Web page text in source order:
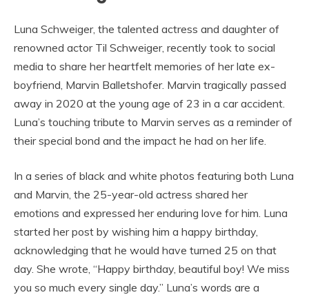
Luna Schweiger, the talented actress and daughter of
renowned actor Til Schweiger, recently took to social
media to share her heartfelt memories of her late ex-
boyfriend, Marvin Balletshofer. Marvin tragically passed
away in 2020 at the young age of 23 in a car accident.
Luna’s touching tribute to Marvin serves as a reminder of
their special bond and the impact he had on her life.
In a series of black and white photos featuring both Luna
and Marvin, the 25-year-old actress shared her
emotions and expressed her enduring love for him. Luna
started her post by wishing him a happy birthday,
acknowledging that he would have turned 25 on that
day. She wrote, “Happy birthday, beautiful boy! We miss
you so much every single day.” Luna’s words are a